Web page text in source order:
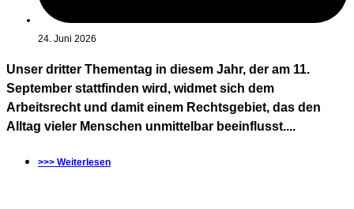
24. Juni 2026
Unser dritter Thementag in diesem Jahr, der am 11.
September stattfinden wird, widmet sich dem
Arbeitsrecht und damit einem Rechtsgebiet, das den
Alltag vieler Menschen unmittelbar beeinflusst....
>>> Weiterlesen